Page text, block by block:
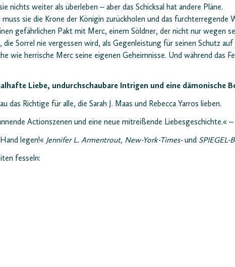
nichts weiter als überleben – aber das Schicksal hat andere Pläne.
sie die Krone der Königin zurückholen und das
gefährlichen Pakt mit Merc, einem Söldner, der nicht nur wegen
Sorrel nie vergessen wird, als Gegenleistung für seinen Schutz auf
wie herrische Merc seine eigenen Geheimnisse. Und während das
Liebe, undurchschaubare Intrigen und eine dämonische
das Richtige für alle, die Sarah J. Maas und Rebecca Yarros lieben.
Actionszenen und eine neue mitreißende Liebesgeschichte.« –
legen!« Jennifer L. Armentrout, New-York-Times-undSPIEGEL-
fesseln: